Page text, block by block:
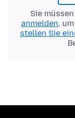
Sie
anmelden,
stellen Sie